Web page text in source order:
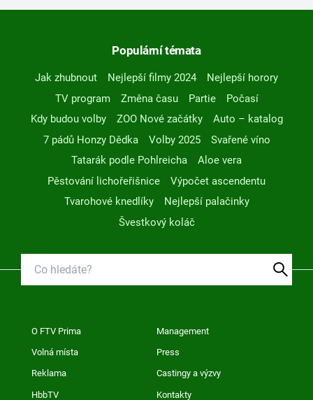
Populární témata
Jak zhubnout Nejlepší filmy 2024
Nejlepší horory
TV program
Změna času Partie
Počasí
Kdy budou volby
ZOO Nové začátky
Auto – katalog
7 pádů Honzy Dědka
Volby 2025
Svařené víno
Tatarák podle Pohlreicha
Aloe vera
Pěstování lichořeřišnice
Výpočet ascendentu
Tvarohové knedlíky
Nejlepší palačinky
Švestkový koláč
O FTV Prima Management
Volná místa Press
Reklama Castingy a výzvy
HbbTV Kontakty